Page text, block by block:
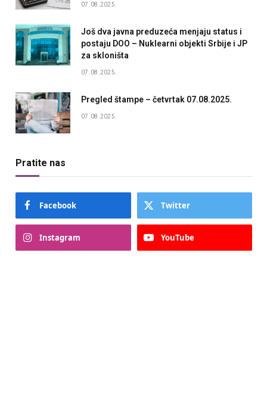
07.08.2025.
Još dva javna preduzeća menjaju status i
postaju DOO – Nuklearni objekti Srbije i JP
za skloništa
07.08.2025.
Pregled štampe – četvrtak 07.08.2025.
07.08.2025.
Pratite nas
Facebook Twitter
Instagram YouTube